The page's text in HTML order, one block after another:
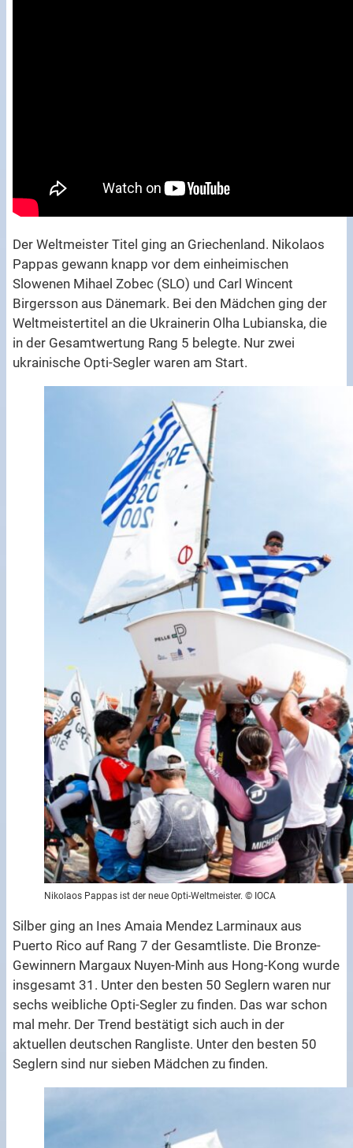
Der Weltmeister Titel ging an Griechenland. Nikolaos
Pappas gewann knapp vor dem einheimischen
Slowenen Mihael Zobec (SLO) und Carl Wincent
Birgersson aus Dänemark. Bei den Mädchen ging der
Weltmeistertitel an die Ukrainerin Olha Lubianska, die
in der Gesamtwertung Rang 5 belegte. Nur zwei
ukrainische Opti-Segler waren am Start.
Nikolaos Pappas ist der neue Opti-Weltmeister. © IOCA
Silber ging an Ines Amaia Mendez Larminaux aus
Puerto Rico auf Rang 7 der Gesamtliste. Die Bronze-
Gewinnern Margaux Nuyen-Minh aus Hong-Kong wurde
insgesamt 31. Unter den besten 50 Seglern waren nur
sechs weibliche Opti-Segler zu finden. Das war schon
mal mehr. Der Trend bestätigt sich auch in der
aktuellen deutschen Rangliste. Unter den besten 50
Seglern sind nur sieben Mädchen zu finden.